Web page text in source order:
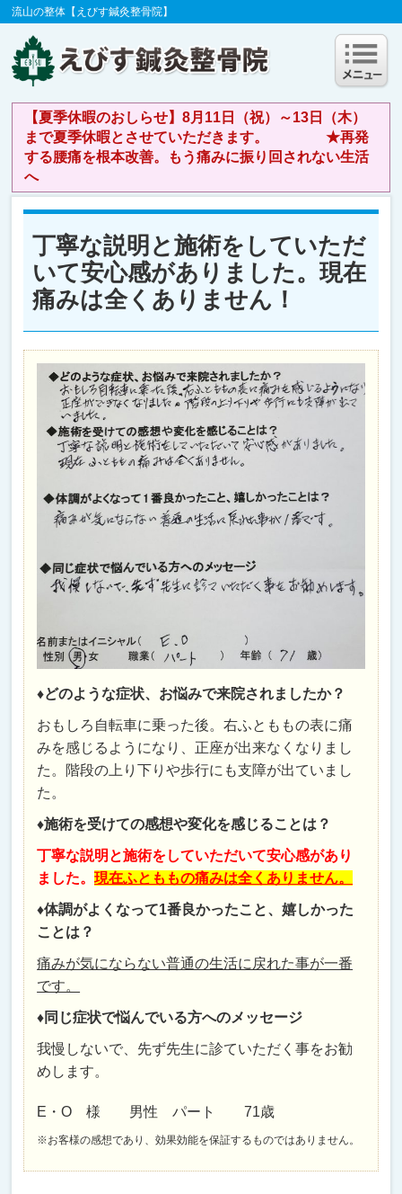
流山の整体【えびす鍼灸整骨院】
【夏季休暇のおしらせ】8月11日（祝）～13日（木）
まで夏季休暇とさせていただきます。 ★再発
する腰痛を根本改善。もう痛みに振り回されない生活
へ
丁寧な説明と施術をしていただ
いて安心感がありました。現在
痛みは全くありません！
♦どのような症状、お悩みで来院されましたか？
おもしろ自転車に乗った後。右ふとももの表に痛
みを感じるようになり、正座が出来なくなりまし
た。階段の上り下りや歩行にも支障が出ていまし
た。
♦施術を受けての感想や変化を感じることは？
丁寧な説明と施術をしていただいて安心感があり
ました。現在ふとももの痛みは全くありません。
♦体調がよくなって1番良かったこと、嬉しかった
ことは？
痛みが気にならない普通の生活に戻れた事が一番
です。
♦同じ症状で悩んでいる方へのメッセージ
我慢しないで、先ず先生に診ていただく事をお勧
めします。
E・O 様 男性 パート 71歳
※お客様の感想であり、効果効能を保証するものではありません。